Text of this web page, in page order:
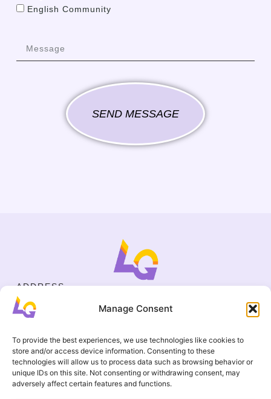
Manage Consent
To provide the best experiences, we use technologies like cookies to
store and/or access device information. Consenting to these
technologies will allow us to process data such as browsing behavior or
unique IDs on this site. Not consenting or withdrawing consent, may
adversely affect certain features and functions.
English Community
SEND MESSAGE
ADDRESS
Halasovo náměstí 4, Brno
19695136
CONTACT
+420 737 964 783
englishgamesbrno@gmail.com